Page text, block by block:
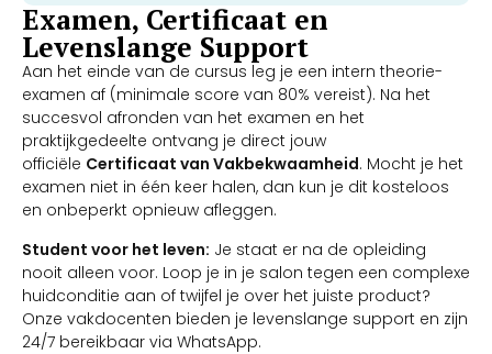
Examen, Certificaat en
Levenslange Support
Aan het einde van de cursus leg je een intern theorie-
examen af (minimale score van 80% vereist). Na het
succesvol afronden van het examen en het
praktijkgedeelte ontvang je direct jouw
officiële Certificaat van Vakbekwaamheid. Mocht je het
examen niet in één keer halen, dan kun je dit kosteloos
en onbeperkt opnieuw afleggen.
Student voor het leven: Je staat er na de opleiding
nooit alleen voor. Loop je in je salon tegen een complexe
huidconditie aan of twijfel je over het juiste product?
Onze vakdocenten bieden je levenslange support en zijn
24/7 bereikbaar via WhatsApp.